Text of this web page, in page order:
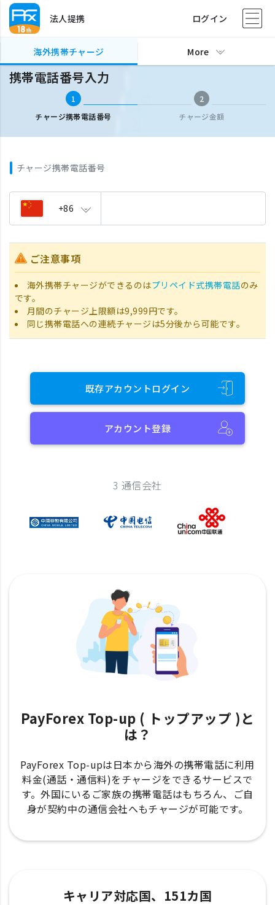
法人提携 ログイン
海外携帯チャージ More
海外携帯チャージ 携帯電話番号入力
携帯電話番号入力
1
チャージ携帯電話番号
2
チャージ金額
チャージ携帯電話番号
+86
ご注意事項
海外携帯チャージができるのはプリペイド式携帯電話のみ
です。
月間のチャージ上限額は9,999円です。
同じ携帯電話への連続チャージは5分後から可能です。
既存アカウントログイン
アカウント登録
3 通信会社
PayForex Top-up ( トップアップ )と
は？
PayForex Top-upは日本から海外の携帯電話に利用
料金(通話・通信料)をチャージをできるサービスで
す。外国にいるご家族の携帯電話はもちろん、ご自
身が契約中の通信会社へもチャージが可能です。
キャリア対応国、151カ国